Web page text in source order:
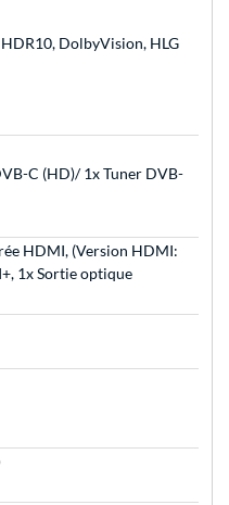
DolbyVision, HLG
C (HD)/ 1x Tuner DVB-
HDMI, (Version HDMI:
1x Sortie optique